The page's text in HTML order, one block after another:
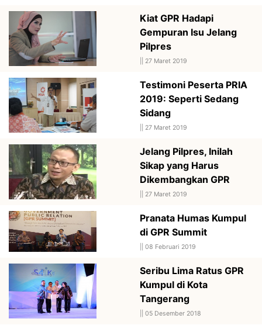
Kiat GPR Hadapi
Gempuran Isu Jelang
Pilpres
27 Maret 2019
Testimoni Peserta PRIA
2019: Seperti Sedang
Sidang
27 Maret 2019
Jelang Pilpres, Inilah
Sikap yang Harus
Dikembangkan GPR
27 Maret 2019
Pranata Humas Kumpul
di GPR Summit
08 Februari 2019
Seribu Lima Ratus GPR
Kumpul di Kota
Tangerang
05 Desember 2018